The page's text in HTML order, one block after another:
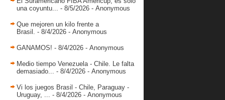
Javinger Vargas anota 4 para Atenas
de Montevideo.
Cambio multiple entre Panteras Y
Marinos
Piratas de Bogotá gana en inicio de
la LSB con apo...
JORGE HERNÁNDEZ: “GUAROS
DE LARA TENDRÁ MÁS
Echenique se incorporó a Guaros
una coyuntu... - 8/5/2026 - Anonymous
Que mejoren un kilo frente a
Brasil. - 8/4/2026 - Anonymous
GANAMOS! - 8/4/2026 - Anonymous
Medio tiempo Venezuela - Chile. Le falta
demasiado... - 8/4/2026 - Anonymous
Vi los juegos Brasil - Chile, Paraguay -
Uruguay, ... - 8/4/2026 - Anonymous